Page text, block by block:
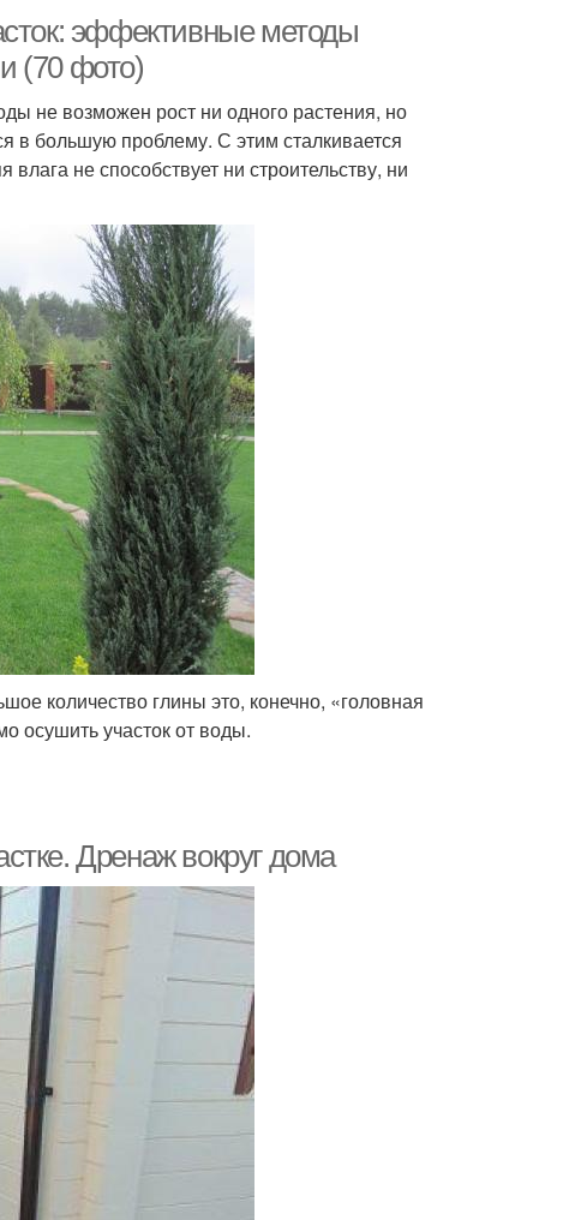
эффективные методы
(70 фото)
не возможен рост ни одного растения, но
в большую проблему. С этим сталкивается
не способствует ни строительству, ни
количество глины это, конечно, «головная
осушить участок от воды.
Дренаж вокруг дома